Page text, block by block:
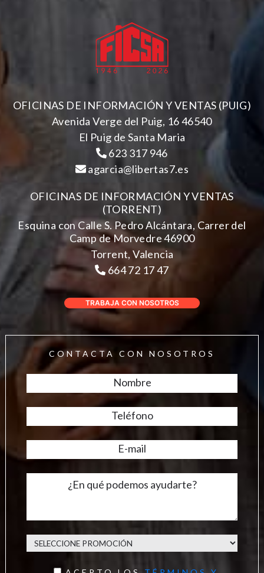
OFICINAS DE INFORMACIÓN Y VENTAS (PUIG)
Avenida Verge del Puig, 16 46540
El Puig de Santa Maria
623 317 946
agarcia@libertas7.es
OFICINAS DE INFORMACIÓN Y VENTAS
(TORRENT)
Esquina con Calle S. Pedro Alcántara, Carrer del
Camp de Morvedre 46900
Torrent, Valencia
664 72 17 47
TRABAJA CON NOSOTROS
CONTACTA CON NOSOTROS